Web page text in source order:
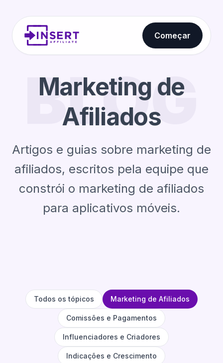
Começar
BLOG
Marketing de
Afiliados
Artigos e guias sobre marketing de
afiliados, escritos pela equipe que
constrói o marketing de afiliados
para aplicativos móveis.
Todos os tópicos Marketing de Afiliados
Comissões e Pagamentos
Influenciadores e Criadores
Indicações e Crescimento